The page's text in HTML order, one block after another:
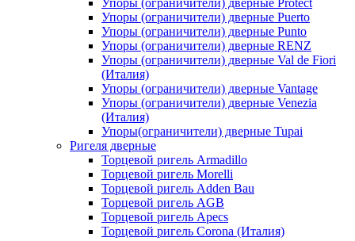
Упоры (ограничители) дверные Protect
Упоры (ограничители) дверные Puerto
Упоры (ограничители) дверные Punto
Упоры (ограничители) дверные RENZ
Упоры (ограничители) дверные Val de Fiori
(Италия)
Упоры (ограничители) дверные Vantage
Упоры (ограничители) дверные Venezia
(Италия)
Упоры(ограничители) дверные Tupai
Ригеля дверные
Торцевой ригель Armadillo
Торцевой ригель Morelli
Торцевой ригель Adden Bau
Торцевой ригель AGB
Торцевой ригель Apecs
Торцевой ригель Corona (Италия)